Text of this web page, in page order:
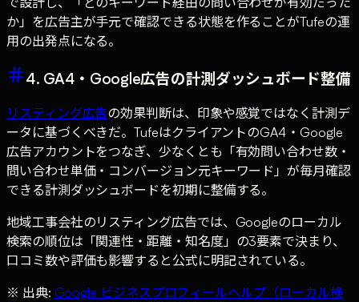
か」を広告主が手元で確認できる状態を作ることがTufeの運
用の出発点になる。
4. GA4・Google広告の計測ダッシュボード整備
リスティング広告の効果判断は、印象や感覚ではなく計測デ
ータに基づくべきだ。TufeはクライアントのGA4・Google
広告アカウントをつなぎ、少なくとも「有効問い合わせ数・
問い合わせ単価・コンバージョン元キーワード」が毎月確認
できる計測ダッシュボードを初期に整備する。
地域工事会社のリスティング広告では、Googleのローカル
検索の順位は「関連性・距離・知名度」の3要素で決まり、
口コミ数や評価も影響すると公式に明記されている。
※ 出典: Google ビジネスプロフィールヘルプ（ローカル検